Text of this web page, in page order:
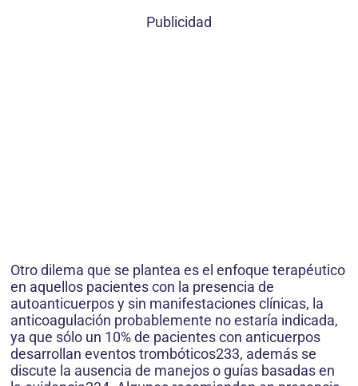
Publicidad
Otro dilema que se plantea es el enfoque terapéutico
en aquellos pacientes con la presencia de
autoanticuerpos y sin manifestaciones clínicas, la
anticoagulación probablemente no estaría indicada,
ya que sólo un 10% de pacientes con anticuerpos
desarrollan eventos trombóticos233, además se
discute la ausencia de manejos o guías basadas en